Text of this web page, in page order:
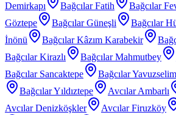
Demirkapı
Bağcılar Fatih Bağcılar
Göztepe
Bağcılar Güneşli Bağcılar
İnönü
Bağcılar Kâzım Karabekir
Bağcılar Kirazlı
Bağcılar Mahmutbey
Bağcılar Sancaktepe
Bağcılar Yavuzselim
Bağcılar Yıldıztepe
Avcılar Ambarlı
Avcılar Denizköşkler
Avcılar Firuzköy